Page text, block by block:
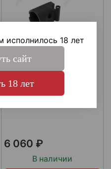
Адаптер приклада
АКСУ/АКС-74У,
6 060 ₽
В наличии
исполнилось 18 лет
сайт
18 лет